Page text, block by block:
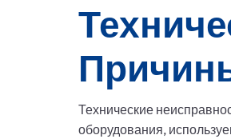
Технические
оборудования,